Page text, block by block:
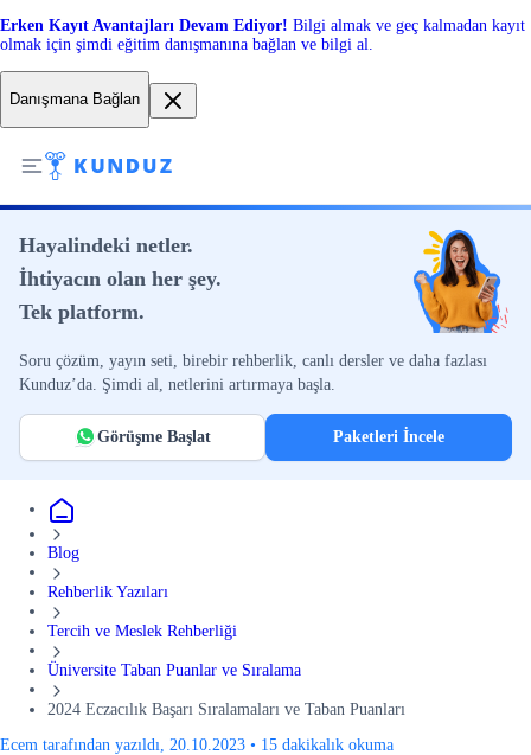
Erken Kayıt Avantajları Devam Ediyor! Bilgi almak ve geç kalmadan kayıt
olmak için şimdi eğitim danışmanına bağlan ve bilgi al.
Danışmana Bağlan
Hayalindeki netler.
İhtiyacın olan her şey.
Tek platform.
Soru çözüm, yayın seti, birebir rehberlik, canlı dersler ve daha fazlası
Kunduz’da. Şimdi al, netlerini artırmaya başla.
Görüşme Başlat Paketleri İncele
Blog
Rehberlik Yazıları
Tercih ve Meslek Rehberliği
Üniversite Taban Puanlar ve Sıralama
2024 Eczacılık Başarı Sıralamaları ve Taban Puanları
Ecem tarafından yazıldı, 20.10.2023 • 15 dakikalık okuma